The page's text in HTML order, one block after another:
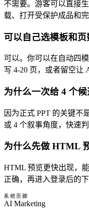
不需要。游客可以直接
载、打开受保护成品和完
可以自己选模板和页
可以。你可以在自动四
写 4-20 页，或者留空让
为什么一次给 4 个候
因为正式 PPT 的关键不
或 4 个叙事角度，快速
为什么先做 HTML
HTML 预览更快出现，
正确，再进入登录后的
系统页脚
AI Marketing